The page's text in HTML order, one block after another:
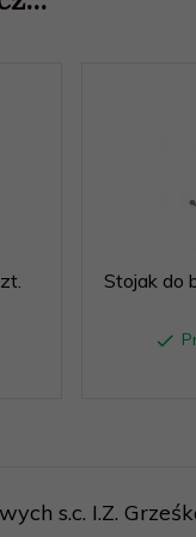
Stojak do
s.c. I.Z.